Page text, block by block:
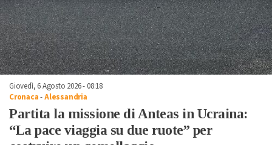
Giovedì, 6 Agosto 2026 - 08:18
Cronaca-Alessandria
Partita la missione di Anteas in Ucraina:
“La pace viaggia su due ruote” per